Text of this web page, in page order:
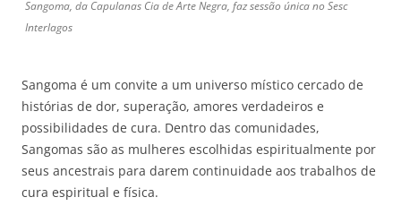
Sangoma, da Capulanas Cia de Arte Negra, faz sessão única no Sesc
Interlagos
Sangoma é um convite a um universo místico cercado de
histórias de dor, superação, amores verdadeiros e
possibilidades de cura. Dentro das comunidades,
Sangomas são as mulheres escolhidas espiritualmente por
seus ancestrais para darem continuidade aos trabalhos de
cura espiritual e física.